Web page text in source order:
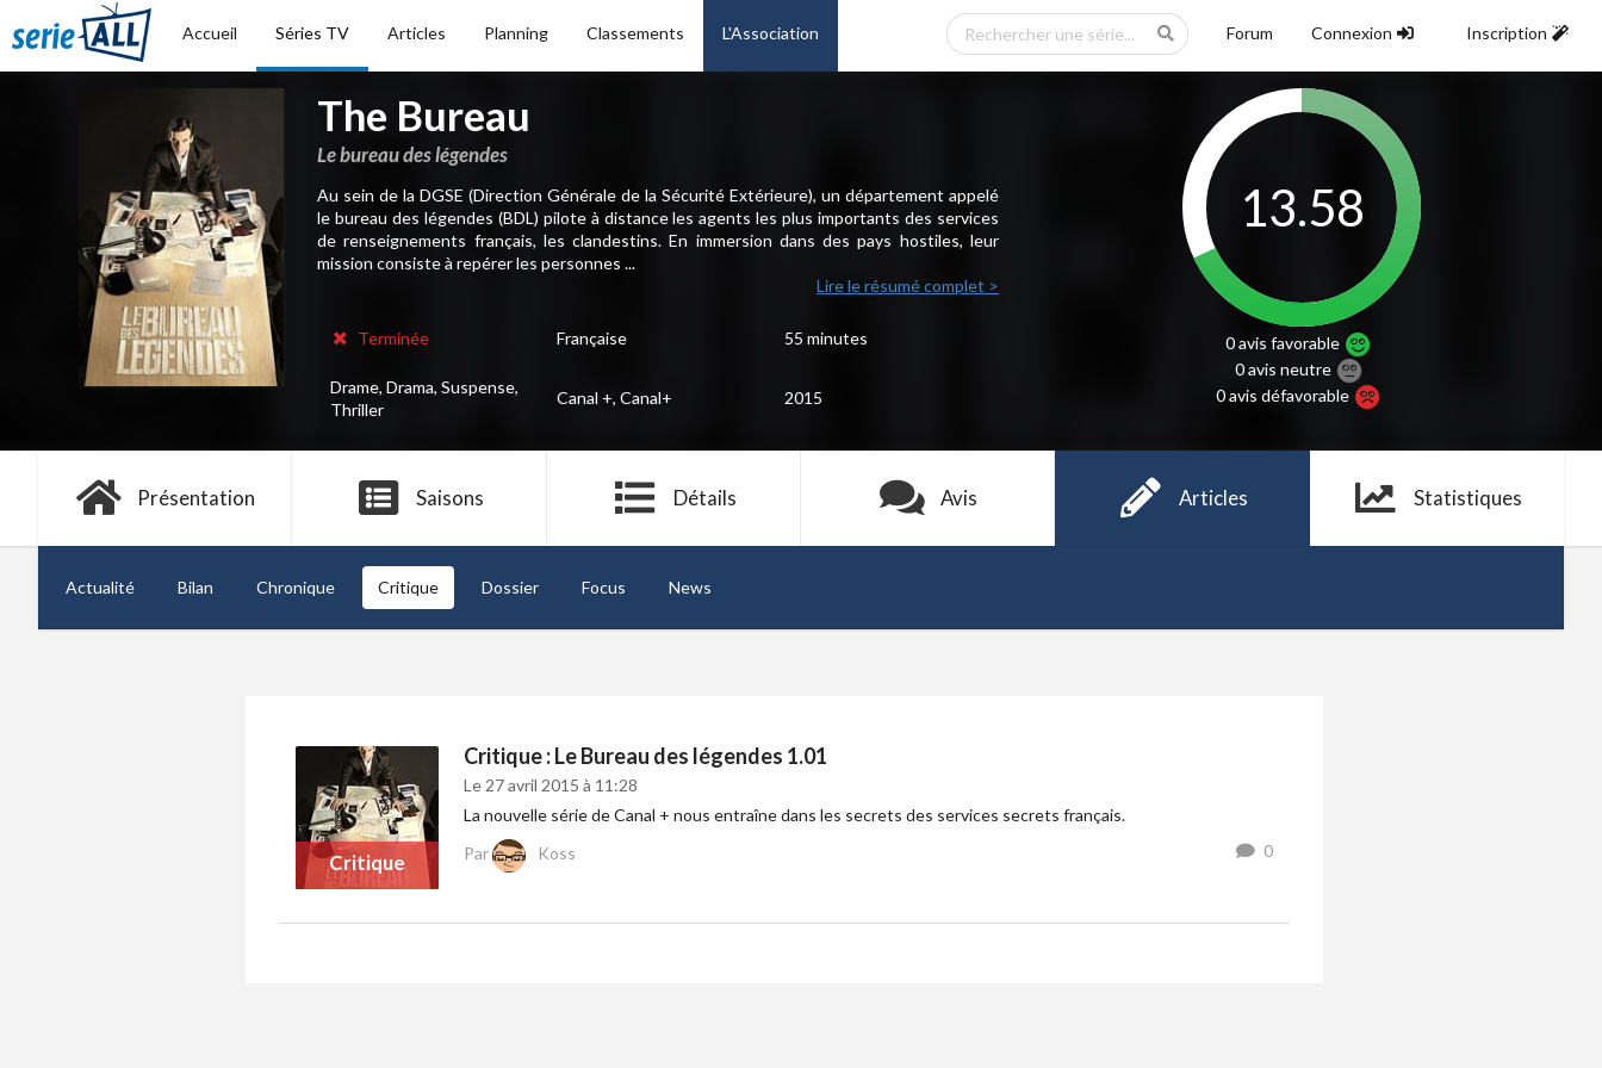
Accueil Séries TV Articles Planning Classements L'Association Forum Connexion Inscription
The Bureau
Le bureau des légendes
Au sein de la DGSE (Direction Générale de la Sécurité Extérieure), un département appelé
le bureau des légendes (BDL) pilote à distance les agents les plus importants des services
de renseignements français, les clandestins. En immersion dans des pays hostiles, leur
mission consiste à repérer les personnes ...
Lire le résumé complet >
Terminée Française 55 minutes
Drame, Drama, Suspense,
Thriller
Canal +, Canal+ 2015
13.58
0 avisfavorable
0 avis neutre
0 avisdéfavorable
Présentation Saisons Détails Avis Articles Statistiques
Actualité Bilan Chronique Critique Dossier Focus News
Critique
Critique : Le Bureau des légendes 1.01
Le 27 avril 2015 à 11:28
La nouvelle série de Canal + nous entraîne dans les secrets des services secrets français.
Par
Koss 0